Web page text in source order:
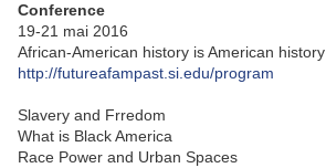
Conference
19-21 mai 2016
African-American history is American history
http://futureafampast.si.edu/program
Slavery and Frredom
What is Black America
Race Power and Urban Spaces